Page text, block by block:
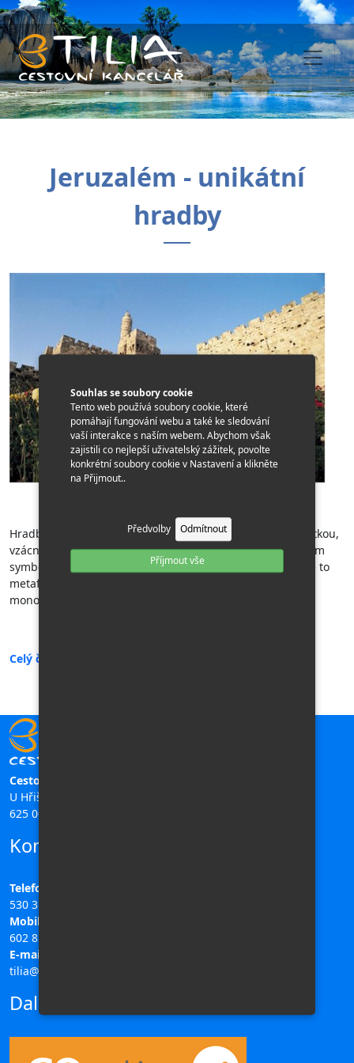
Souhlas se soubory cookie
Tento web používá soubory cookie, které
pomáhají fungování webu a také ke sledování
vaší interakce s naším webem. Abychom však
zajistili co nejlepší uživatelský zážitek, povolte
konkrétní soubory cookie v Nastavení a klikněte
na Přijmout..
Předvolby Odmítnout
Příjmout vše
Jeruzalém - unikátní
hradby
Hradby Jeruzaléma jsou nejen jedinečnou stavební památkou,
vzácně zachovalým středověkým opevněním, ale především
symbolem věčného města. Jeruzalém je více než město, je to
metafora. Je to Svatost - svaté město tří velkých
monoteistických náboženství.
Celý článek otevřete zde
Cestovní kancelář TILIA
U Hřiště 196/11,
625 00 Brno
Kontakty
Telefon:
530 311 708
Mobil:
602 851 313
E-mail:
tilia@ck-tilia.cz
Další odkazy